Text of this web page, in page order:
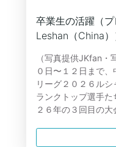
卒業生の活躍（プ
Leshan（China）
（写真提供JKfan・
０日〜１２日まで
リーグ２０２６ル
ランクトップ選手た
２６年の３回目の